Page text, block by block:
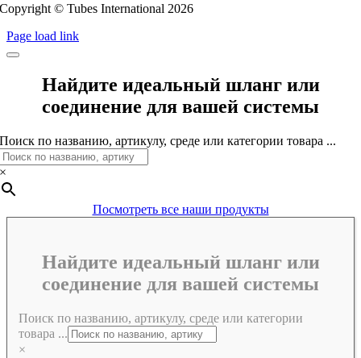
Copyright © Tubes International 2026
Page load link
Найдите идеальный шланг или
соединение для вашей системы
Поиск по названию, артикулу, среде или категории товара ...
×
Посмотреть все наши продукты
Найдите идеальный шланг или
соединение для вашей системы
Поиск по названию, артикулу, среде или категории
товара ...
×